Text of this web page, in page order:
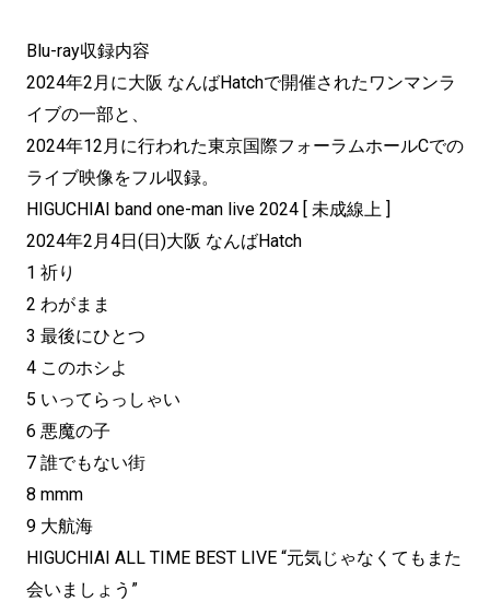
Blu-ray収録内容
2024年2月に大阪 なんばHatchで開催されたワンマンラ
イブの一部と、
2024年12月に行われた東京国際フォーラムホールCでの
ライブ映像をフル収録。
HIGUCHIAI band one-man live 2024 [ 未成線上 ]
2024年2月4日(日)大阪 なんばHatch
1 祈り
2 わがまま
3 最後にひとつ
4 このホシよ
5 いってらっしゃい
6 悪魔の子
7 誰でもない街
8 mmm
9 大航海
HIGUCHIAI ALL TIME BEST LIVE “元気じゃなくてもまた
会いましょう”